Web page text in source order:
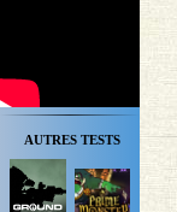
AUTRES TESTS